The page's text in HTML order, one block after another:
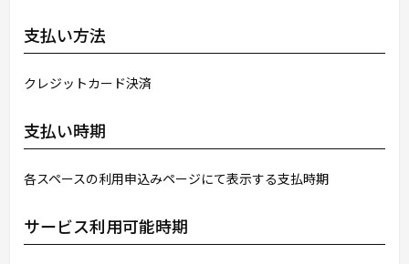
支払い方法
クレジットカード決済
支払い時期
各スペースの利用申込みページにて表示する支払時期
サービス利用可能時期